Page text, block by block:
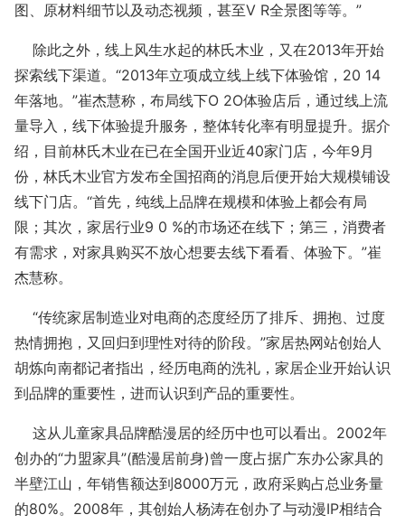
图、原材料细节以及动态视频，甚至V R全景图等等。”
除此之外，线上风生水起的林氏木业，又在2013年开始
探索线下渠道。“2013年立项成立线上线下体验馆，20 14
年落地。”崔杰慧称，布局线下O 2O体验店后，通过线上流
量导入，线下体验提升服务，整体转化率有明显提升。据介
绍，目前林氏木业在已在全国开业近40家门店，今年9月
份，林氏木业官方发布全国招商的消息后便开始大规模铺设
线下门店。“首先，纯线上品牌在规模和体验上都会有局
限；其次，家居行业9 0 %的市场还在线下；第三，消费者
有需求，对家具购买不放心想要去线下看看、体验下。”崔
杰慧称。
“传统家居制造业对电商的态度经历了排斥、拥抱、过度
热情拥抱，又回归到理性对待的阶段。”家居热网站创始人
胡炼向南都记者指出，经历电商的洗礼，家居企业开始认识
到品牌的重要性，进而认识到产品的重要性。
这从儿童家具品牌酷漫居的经历中也可以看出。2002年
创办的“力盟家具”(酷漫居前身)曾一度占据广东办公家具的
半壁江山，年销售额达到8000万元，政府采购占总业务量
的80%。2008年，其创始人杨涛在创办了与动漫IP相结合